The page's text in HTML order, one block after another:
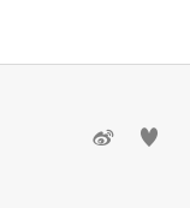
 